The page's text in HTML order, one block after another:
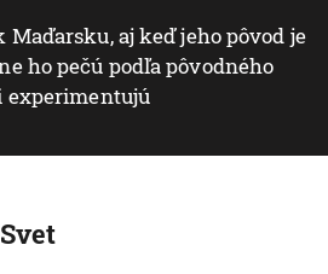
aj keď jeho pôvod je
ho pečú podľa pôvodného
experimentujú